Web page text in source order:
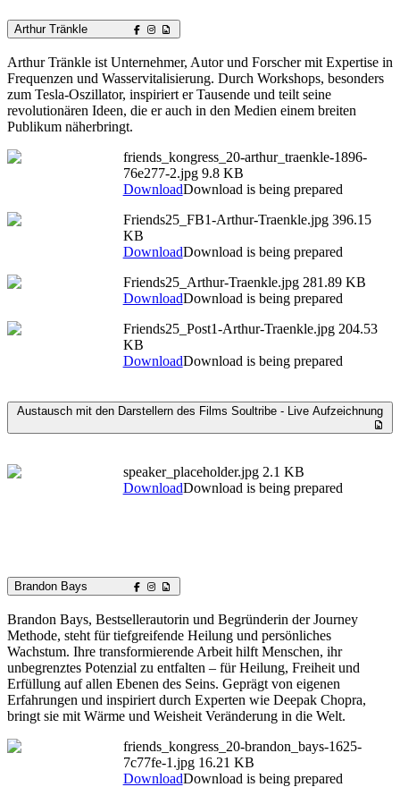
Arthur Tränkle
Arthur Tränkle ist Unternehmer, Autor und Forscher mit Expertise in
Frequenzen und Wasservitalisierung. Durch Workshops, besonders
zum Tesla-Oszillator, inspiriert er Tausende und teilt seine
revolutionären Ideen, die er auch in den Medien einem breiten
Publikum näherbringt.
friends_kongress_20-arthur_traenkle-1896-
76e277-2.jpg 9.8 KB
DownloadDownload is being prepared
Friends25_FB1-Arthur-Traenkle.jpg 396.15
KB
DownloadDownload is being prepared
Friends25_Arthur-Traenkle.jpg 281.89 KB
DownloadDownload is being prepared
Friends25_Post1-Arthur-Traenkle.jpg 204.53
KB
DownloadDownload is being prepared
Austausch mit den Darstellern des Films Soultribe - Live Aufzeichnung
speaker_placeholder.jpg 2.1 KB
DownloadDownload is being prepared
Brandon Bays
Brandon Bays, Bestsellerautorin und Begründerin der Journey
Methode, steht für tiefgreifende Heilung und persönliches
Wachstum. Ihre transformierende Arbeit hilft Menschen, ihr
unbegrenztes Potenzial zu entfalten – für Heilung, Freiheit und
Erfüllung auf allen Ebenen des Seins. Geprägt von eigenen
Erfahrungen und inspiriert durch Experten wie Deepak Chopra,
bringt sie mit Wärme und Weisheit Veränderung in die Welt.
friends_kongress_20-brandon_bays-1625-
7c77fe-1.jpg 16.21 KB
DownloadDownload is being prepared